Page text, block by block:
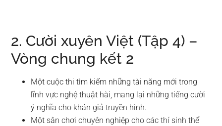
2. Cười xuyên Việt (Tập 4) –
Vòng chung kết 2
Một cuộc thi tìm kiếm những tài năng mới trong
lĩnh vực nghệ thuật hài, mang lại những tiếng cười
ý nghĩa cho khán giả truyền hình.
Một sân chơi chuyên nghiệp cho các thí sinh thể